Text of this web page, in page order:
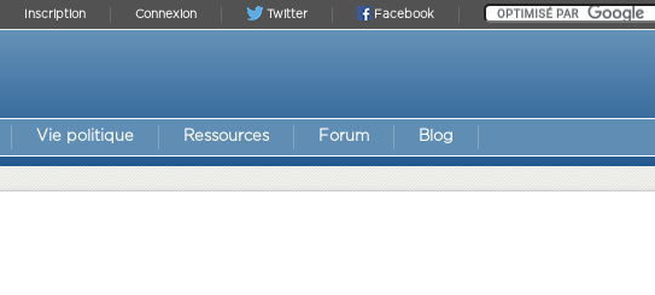
Facebook
Twitter
Connexion
Inscription
Vie politique Ressources Forum Blog